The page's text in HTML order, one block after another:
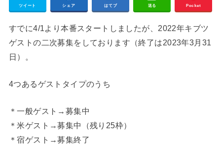
ツイート シェア はてブ 送る Pocket
すでに4/1より本番スタートしましたが、2022年キブツ
ゲストの二次募集をしております（終了は2023年3月31
日）。
4つあるゲストタイプのうち
＊一般ゲスト→募集中
＊米ゲスト→募集中（残り25枠）
＊宿ゲスト→募集終了